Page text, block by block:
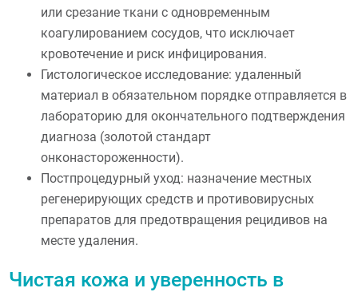
или срезание ткани с одновременным
коагулированием сосудов, что исключает
кровотечение и риск инфицирования.
Гистологическое исследование: удаленный
материал в обязательном порядке отправляется в
лабораторию для окончательного подтверждения
диагноза (золотой стандарт
онконастороженности).
Постпроцедурный уход: назначение местных
регенерирующих средств и противовирусных
препаратов для предотвращения рецидивов на
месте удаления.
Чистая кожа и уверенность в